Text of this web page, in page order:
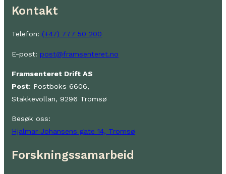
Kontakt
Telefon: (+47) 777 50 200
E-post: post@framsenteret.no
Framsenteret Drift AS
Post: Postboks 6606,
Stakkevollan, 9296 Tromsø
Besøk oss:
Hjalmar Johansens gate 14, Tromsø
Forskningssamarbeid